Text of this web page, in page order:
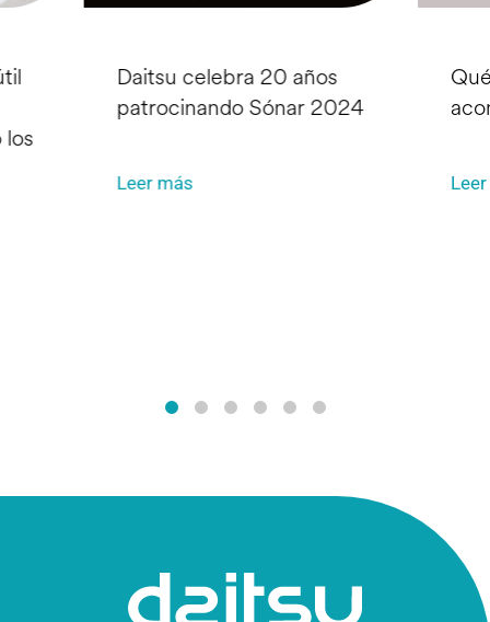
Daitsu celebra 20 años
patrocinando Sónar 2024
Leer más